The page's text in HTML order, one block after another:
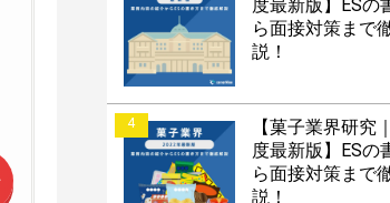
度最新版】ESの
ら面接対策まで
説！
4
【菓子業界研究
度最新版】ESの
ら面接対策まで
説！